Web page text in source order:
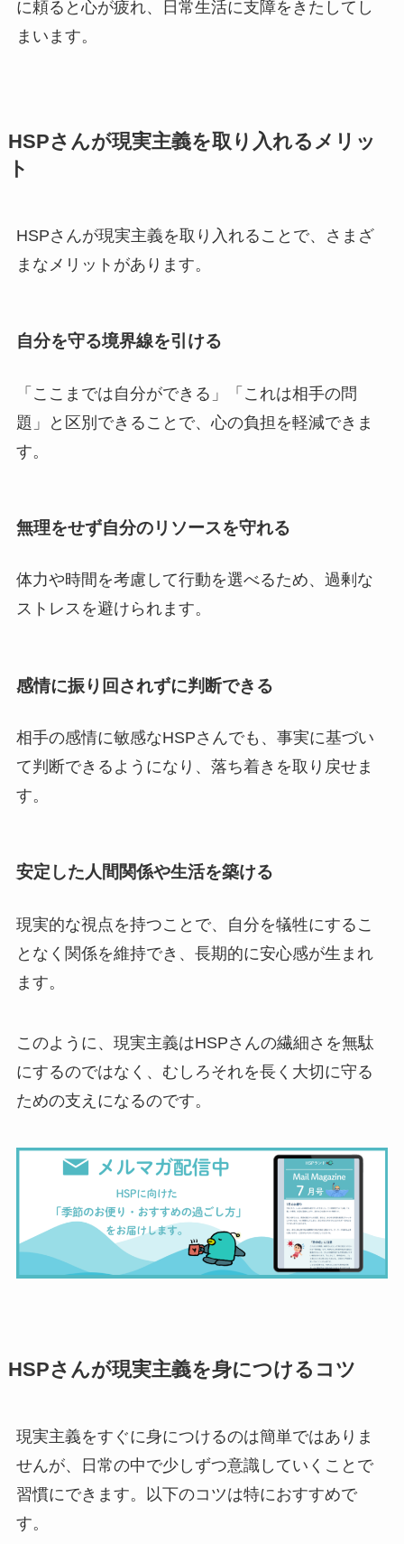
に頼ると心が疲れ、日常生活に支障をきたしてし
まいます。
HSPさんが現実主義を取り入れるメリッ
ト
HSPさんが現実主義を取り入れることで、さまざ
まなメリットがあります。
自分を守る境界線を引ける
「ここまでは自分ができる」「これは相手の問
題」と区別できることで、心の負担を軽減できま
す。
無理をせず自分のリソースを守れる
体力や時間を考慮して行動を選べるため、過剰な
ストレスを避けられます。
感情に振り回されずに判断できる
相手の感情に敏感なHSPさんでも、事実に基づい
て判断できるようになり、落ち着きを取り戻せま
す。
安定した人間関係や生活を築ける
現実的な視点を持つことで、自分を犠牲にするこ
となく関係を維持でき、長期的に安心感が生まれ
ます。
このように、現実主義はHSPさんの繊細さを無駄
にするのではなく、むしろそれを長く大切に守る
ための支えになるのです。
HSPさんが現実主義を身につけるコツ
現実主義をすぐに身につけるのは簡単ではありま
せんが、日常の中で少しずつ意識していくことで
習慣にできます。以下のコツは特におすすめで
す。